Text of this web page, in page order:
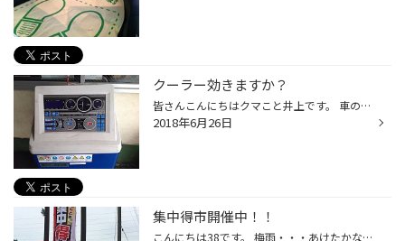
クーラー効きますか？
皆さんこんにちはクマこと井上です。 車の中がサウナのような状態で クーラーガンガンで過ごしております。 さてさて最近車のクーラーの効きが良くないなー とかあったりしませんか？ エアコンガスの補充などなど ご相談承っております。 ではでは
2018年6月26日
集中得市開催中！！
こんにちは38です。 梅雨・・・あけたかな？ 日差しがアツイです！ 昨日から『集中得市』を開催しております！！ すり減ったタイヤでは雨の日たいへん危険です。 安全運転のためにも早めに交換しましょう！ そして今晩のワールドカップに備えましょう！！